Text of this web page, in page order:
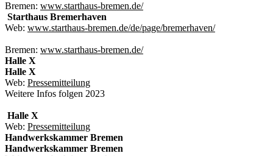
Bremen: www.starthaus-bremen.de/
Starthaus Bremerhaven
Web: www.starthaus-bremen.de/de/page/bremerhaven/
Bremen: www.starthaus-bremen.de/
Halle X
Halle X
Web: Pressemitteilung
Weitere Infos folgen 2023
Halle X
Web: Pressemitteilung
Handwerkskammer Bremen
Handwerkskammer Bremen